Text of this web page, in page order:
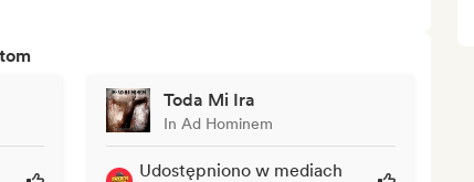
Toda Mi Ira
In Ad Hominem
Udostępniono w mediach